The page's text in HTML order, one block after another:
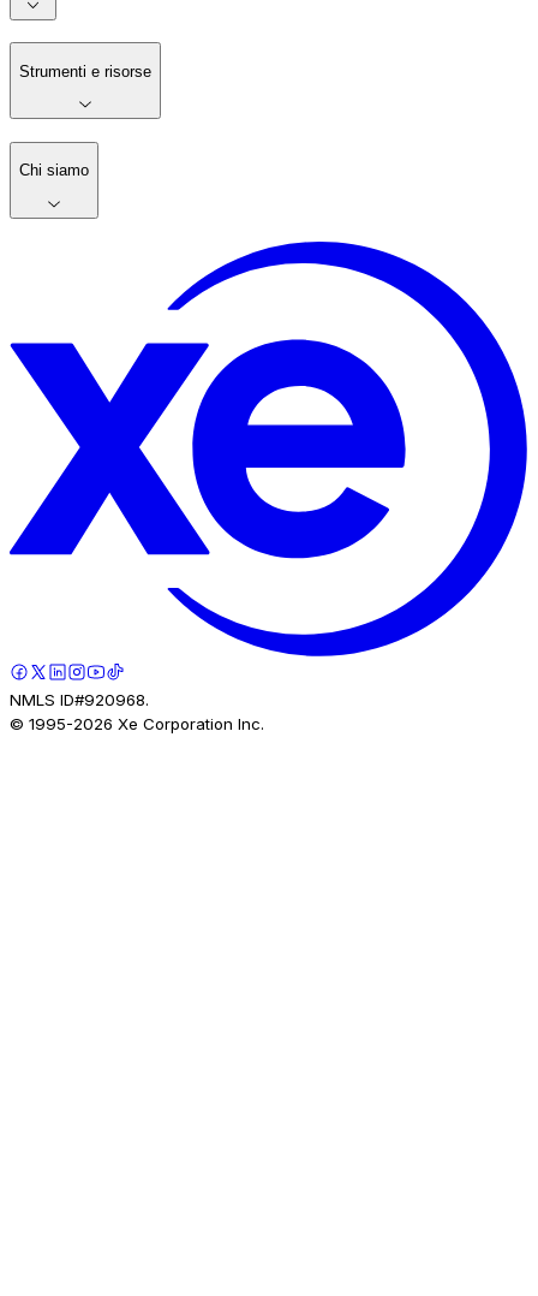
Strumenti e risorse
Chi siamo
NMLS ID#920968.
© 1995-2026 Xe Corporation Inc.